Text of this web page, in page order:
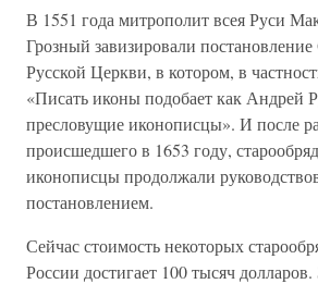
В 1551 года митрополит всея Руси
Грозный завизировали постановление
Русской Церкви, в котором, в
«Писать иконы подобает как Андрей
пресловущие иконописцы». И после
происшедшего в 1653 году,
иконописцы продолжали
постановлением.
Сейчас стоимость некоторых
России достигает 100 тысяч